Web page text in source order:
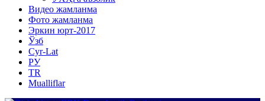
Видео жамланма
Фото жамланма
Эркин юрт-2017
Ўзб
Cyr-Lat
РУ
TR
Mualliflar